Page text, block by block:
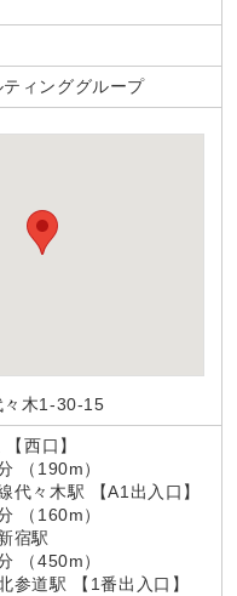
ィンググループ
々木1-30-15
西口】
190m）
々木駅 【A1出入口】
160m）
宿駅
450m）
道駅 【1番出入口】